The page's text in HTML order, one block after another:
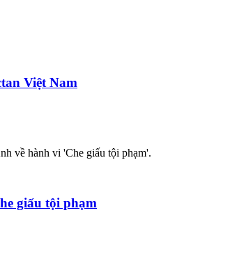
Việt Nam
về hành vi 'Che giấu tội phạm'.
giấu tội phạm